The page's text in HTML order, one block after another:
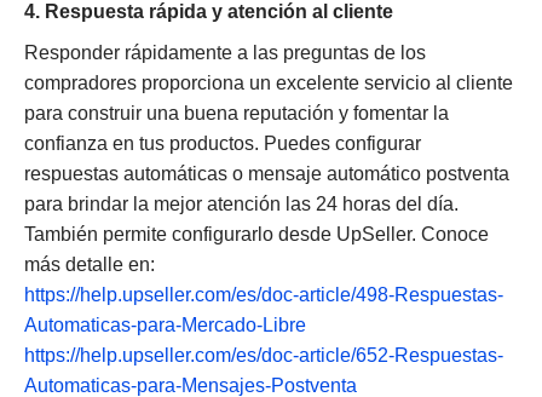
4. Respuesta rápida y atención al cliente
Responder rápidamente a las preguntas de los
compradores proporciona un excelente servicio al cliente
para construir una buena reputación y fomentar la
confianza en tus productos. Puedes configurar
respuestas automáticas o mensaje automático postventa
para brindar la mejor atención las 24 horas del día.
También permite configurarlo desde UpSeller. Conoce
más detalle en:
https://help.upseller.com/es/doc-article/498-Respuestas-
Automaticas-para-Mercado-Libre
https://help.upseller.com/es/doc-article/652-Respuestas-
Automaticas-para-Mensajes-Postventa